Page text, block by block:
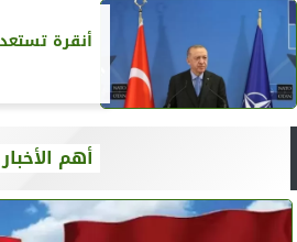
أهم الأخبار